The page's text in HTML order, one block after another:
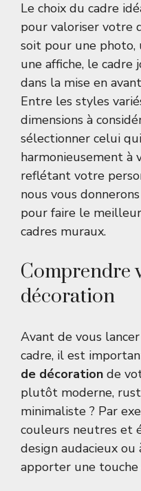
Le choix du cadre
pour valoriser votre
soit pour une photo,
une affiche, le cadre
dans la mise en
Entre les styles
dimensions à
sélectionner celui
harmonieusement à
reflétant votre
nous vous
pour faire le
cadres muraux.
Comprendre
décoration
Avant de vous
cadre, il est
de décoration de
plutôt moderne,
minimaliste ? Par
couleurs neutres et
design audacieux
apporter une